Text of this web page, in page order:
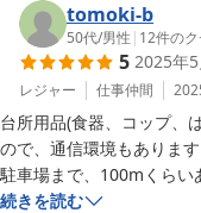
tomoki-b
50代/男性 | 12件のク
5 2025年
レジャー 仕事仲間
台所用品(食器、コップ、
ので、通信環境もあります
駐車場まで、100mくらい
ます。
続きを読む